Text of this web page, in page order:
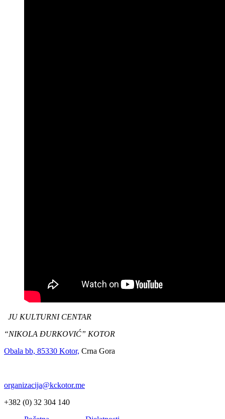
JU KULTURNI CENTAR
“NIKOLA ĐURKOVIĆ” KOTOR
Obala bb, 85330 Kotor, Crna Gora
organizacija@kckotor.me
+382 (0) 32 304 140